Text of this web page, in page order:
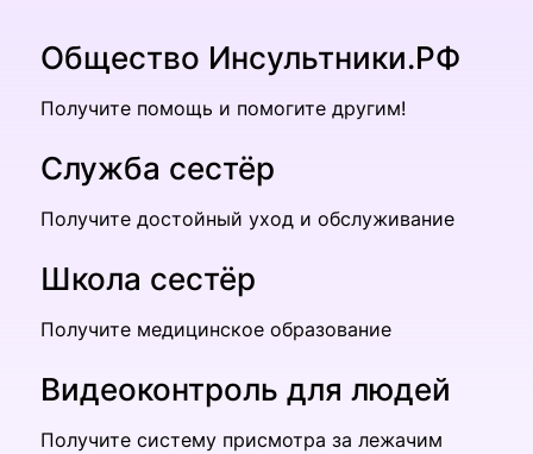
Общество Инсультники.РФ
Получите помощь и помогите другим!
Служба сестёр
Получите достойный уход и обслуживание
Школа сестёр
Получите медицинское образование
Видеоконтроль для людей
Получите систему присмотра за лежачим